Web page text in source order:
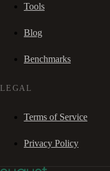
Tools
Blog
Benchmarks
LEGAL
Terms of Service
Privacy Policy